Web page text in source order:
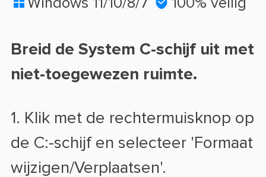

Breid de System C-schijf uit met
niet-toegewezen ruimte.
1. Klik met de rechtermuisknop op
de C:-schijf en selecteer 'Formaat
wijzigen/Verplaatsen'.